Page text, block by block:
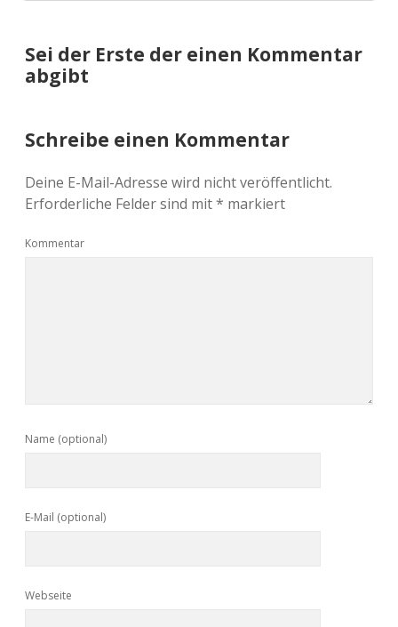
Sei der Erste der einen Kommentar
abgibt
Schreibe einen Kommentar
Deine E-Mail-Adresse wird nicht veröffentlicht.
Erforderliche Felder sind mit* markiert
Kommentar
Name (optional)
E-Mail (optional)
Webseite